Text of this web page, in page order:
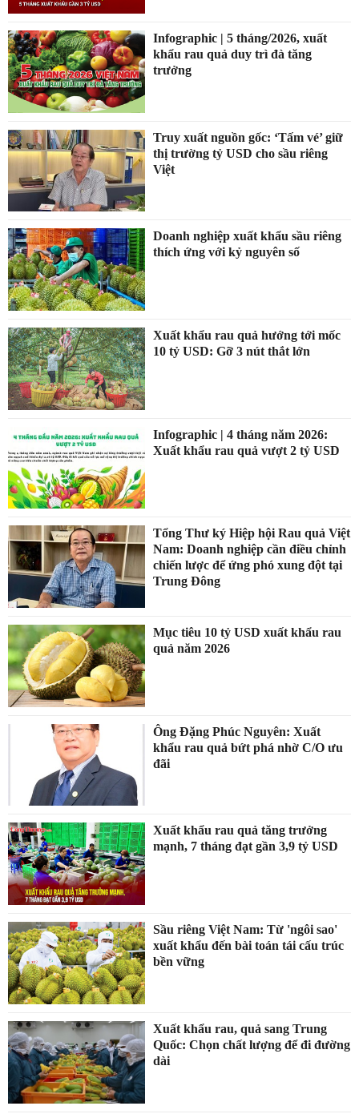
Infographic | 5 tháng/2026, xuất
khẩu rau quả duy trì đà tăng
trưởng
Truy xuất nguồn gốc: ‘Tấm vé’ giữ
thị trường tỷ USD cho sầu riêng
Việt
Doanh nghiệp xuất khẩu sầu riêng
thích ứng với kỷ nguyên số
Xuất khẩu rau quả hướng tới mốc
10 tỷ USD: Gỡ 3 nút thắt lớn
Infographic | 4 tháng năm 2026:
Xuất khẩu rau quả vượt 2 tỷ USD
Tổng Thư ký Hiệp hội Rau quả Việt
Nam: Doanh nghiệp cần điều chỉnh
chiến lược để ứng phó xung đột tại
Trung Đông
Mục tiêu 10 tỷ USD xuất khẩu rau
quả năm 2026
Ông Đặng Phúc Nguyên: Xuất
khẩu rau quả bứt phá nhờ C/O ưu
đãi
Xuất khẩu rau quả tăng trưởng
mạnh, 7 tháng đạt gần 3,9 tỷ USD
Sầu riêng Việt Nam: Từ 'ngôi sao'
xuất khẩu đến bài toán tái cấu trúc
bền vững
Xuất khẩu rau, quả sang Trung
Quốc: Chọn chất lượng để đi đường
dài